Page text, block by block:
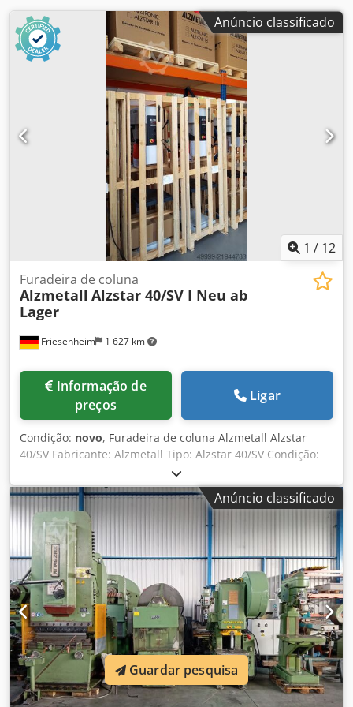
confortável Opção Alzmetall nº 20,5 interruptor de pé -
Opção Alzmetall nº 24 dispositivo de refrigeração A -
Opção Alzmetall nº 37.3 Controle automático de
profundidade de perfuração - Calculadora de tecnologia
Alzmetall opção nº 37.5 - Opção Alzmetall nº 37,6 display
de profundidade máxima de perfuração - Opção Alzmetall
nº 38.1 Parada automática do fuso - Opção Alzmetall nº
38.2 contador de peças / contador de horas do fuso -
Opção Alzmetall nº 50,6 ajuste fino da profundidade de
perfuração 0,1 mm
Anúncio classificado
1 / 12
Friesenheim 1 627 km
Furadeira de coluna
Alzmetall Alzstar 40/SV I Neu ab
Lager
preços
Ligar
Condição: novo, Furadeira de coluna Alzmetall Alzstar
40/SV Fabricante: Alzmetall Tipo: Alzstar 40/SV Condição:
novo Dados técnicos: Diâmetro da coluna: 115 mm Mesa
da máquina (suporte utilizável): 514 x 360 mm Ranhuras
em T (número x largura x espaçamento): 2 x 14 x 224 mm
Distância fuso-mesa (mín./máx.): 117 / 701 mm 2 avanços:
0,1 + 0,2 mm/rev Altura (mm): aprox. Dwedpfx Agoy S Arts
Nja Capacidade de perfuração St 60 (mm): 40 Curso do
fuso (mm): 120 Garganta (mm): 293 Motor (kW): 1,45 / 1,9
Faixa de velocidade (r/min): 160 - 2250 Peso (kg): 285
Anúncio classificado
Guardar pesquisa